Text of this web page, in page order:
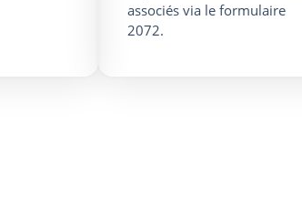
associés via le formulaire
2072.